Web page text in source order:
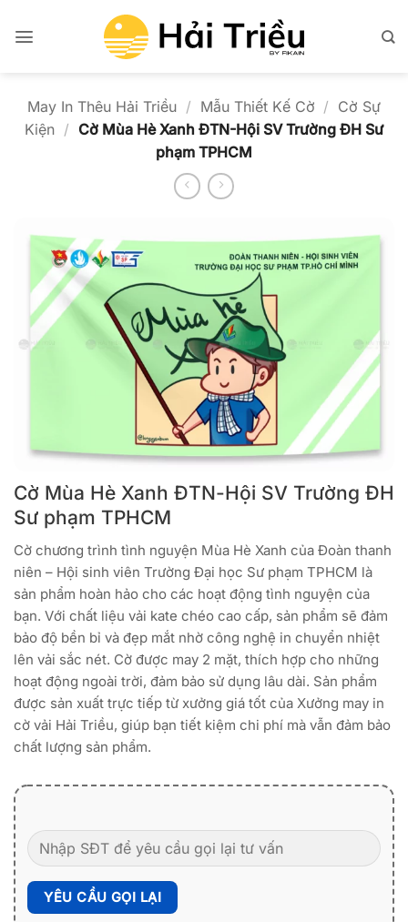
qua
May In Thêu Hải Triều / Mẫu Thiết Kế Cờ / Cờ Sự
Kiện / Cờ Mùa Hè Xanh ĐTN-Hội SV Trường ĐH Sư
phạm TPHCM
Cờ Mùa Hè Xanh ĐTN-Hội SV Trường ĐH
Sư phạm TPHCM
Cờ chương trình tình nguyện Mùa Hè Xanh của Đoàn thanh
niên – Hội sinh viên Trường Đại học Sư phạm TPHCM là
sản phẩm hoàn hảo cho các hoạt động tình nguyện của
bạn. Với chất liệu vải kate chéo cao cấp, sản phẩm sẽ đảm
bảo độ bền bỉ và đẹp mắt nhờ công nghệ in chuyển nhiệt
lên vải sắc nét. Cờ được may 2 mặt, thích hợp cho những
hoạt động ngoài trời, đảm bảo sử dụng lâu dài. Sản phẩm
được sản xuất trực tiếp từ xưởng giá tốt của Xưởng may in
cờ vải Hải Triều, giúp bạn tiết kiệm chi phí mà vẫn đảm bảo
chất lượng sản phẩm.